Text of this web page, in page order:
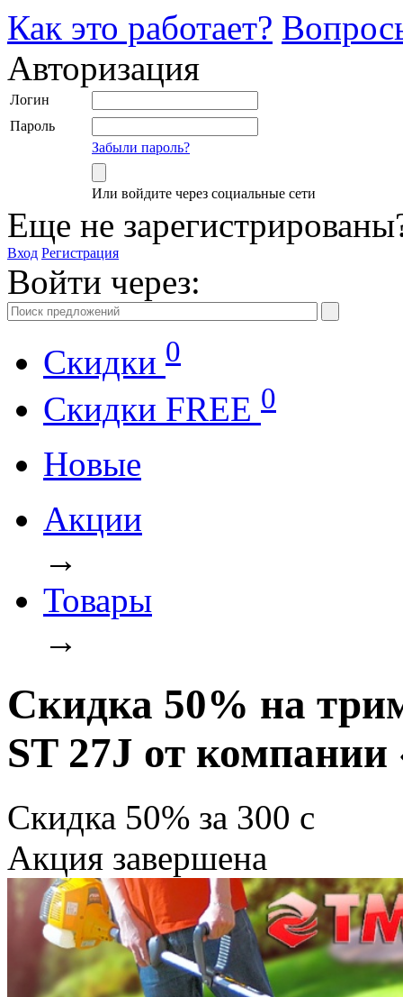
Как это работает?
Авторизация
Логин
Пароль
Забыли пароль?
Или войдите через социальные сети
Еще не
Вход Регистрация
Войти через:
Скидки 0
Cкидки FREE 0
Новые
Акции
→
Товары
→
Скидка 50% на
ST 27J от
Скидка 50% за 300 c
Акция завершена